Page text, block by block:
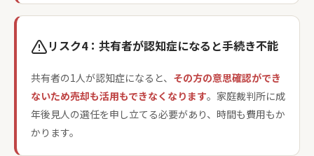
リスク4：共有者が認知症になると手続き不能
共有者の1人が認知症になると、 その方の意思確認ができ
ないため売却も活用もできなくなります。家庭裁判所に成
年後見人の選任を申し立てる必要があり、時間も費用もか
かります。